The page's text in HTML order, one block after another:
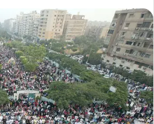
ل
ب
ر
ي
د
ا
إ